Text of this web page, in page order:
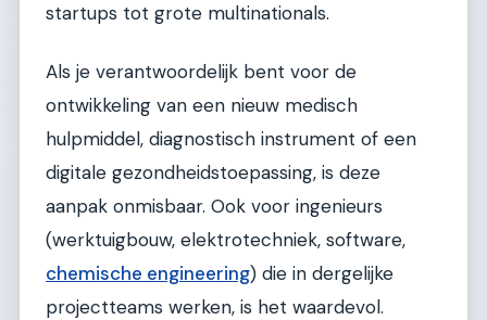
startups tot grote multinationals.
Als je verantwoordelijk bent voor de
ontwikkeling van een nieuw medisch
hulpmiddel, diagnostisch instrument of een
digitale gezondheidstoepassing, is deze
aanpak onmisbaar. Ook voor ingenieurs
(werktuigbouw, elektrotechniek, software,
chemische engineering) die in dergelijke
projectteams werken, is het waardevol.